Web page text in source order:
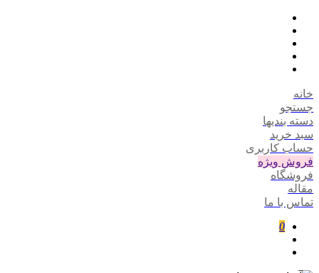
خانه
جستجو
دسته بندیها
سبد خرید
حساب کاربری
فروش ویژه
فروشگاه
مقاله
تماس با ما
0